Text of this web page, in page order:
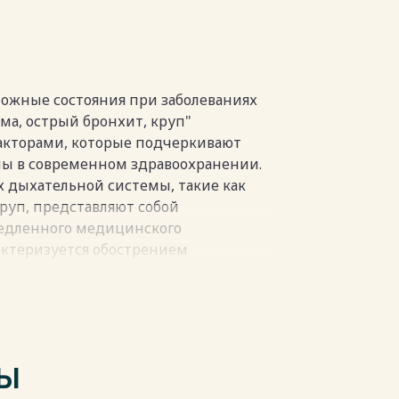
состояния при заболеваниях
острый бронхит, круп"
которые подчеркивают
в современном здравоохранении.
дыхательной системы, такие как
представляют собой
медицинского
обострением
воспалением бронхов, что
подходов к лечению и